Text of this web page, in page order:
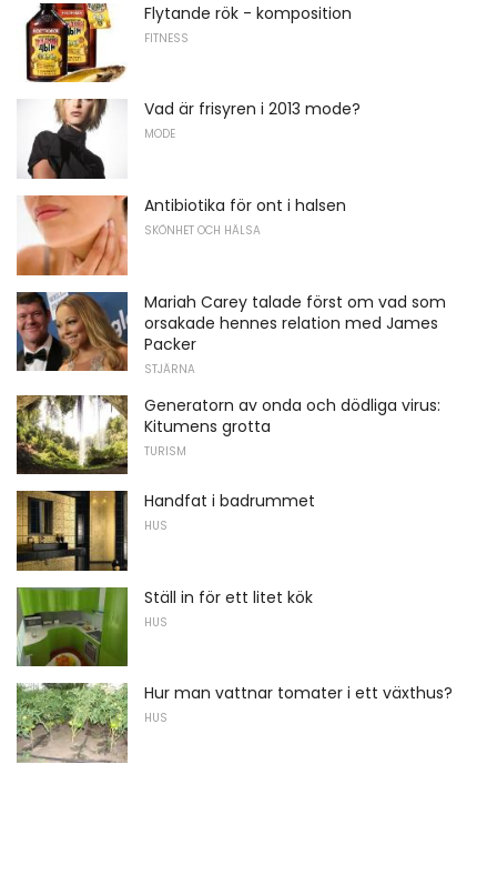
Flytande rök - komposition
FITNESS
Vad är frisyren i 2013 mode?
MODE
Antibiotika för ont i halsen
SKÖNHET OCH HÄLSA
Mariah Carey talade först om vad som
orsakade hennes relation med James
Packer
STJÄRNA
Generatorn av onda och dödliga virus:
Kitumens grotta
TURISM
Handfat i badrummet
HUS
Ställ in för ett litet kök
HUS
Hur man vattnar tomater i ett växthus?
HUS